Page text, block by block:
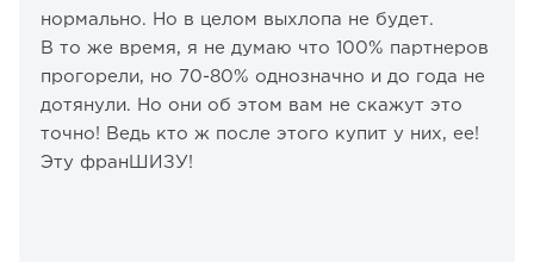
нормально. Но в целом выхлопа не будет.
В то же время, я не думаю что 100% партнеров
прогорели, но 70-80% однозначно и до года не
дотянули. Но они об этом вам не скажут это
точно! Ведь кто ж после этого купит у них, ее!
Эту франШИЗУ!